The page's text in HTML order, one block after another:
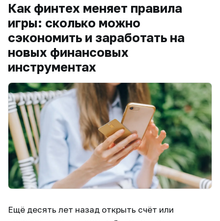
Как финтех меняет правила
игры: сколько можно
сэкономить и заработать на
новых финансовых
инструментах
Ещё десять лет назад открыть счёт или